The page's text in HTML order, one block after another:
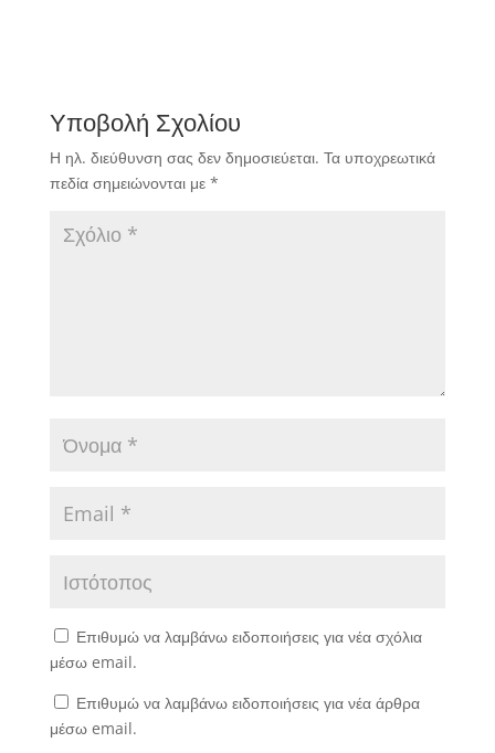
Υποβολή Σχολίου
Η ηλ. διεύθυνση σας δεν δημοσιεύεται. Τα υποχρεωτικά
πεδία σημειώνονται με *
Επιθυμώ να λαμβάνω ειδοποιήσεις για νέα σχόλια
μέσω email.
Επιθυμώ να λαμβάνω ειδοποιήσεις για νέα άρθρα
μέσω email.